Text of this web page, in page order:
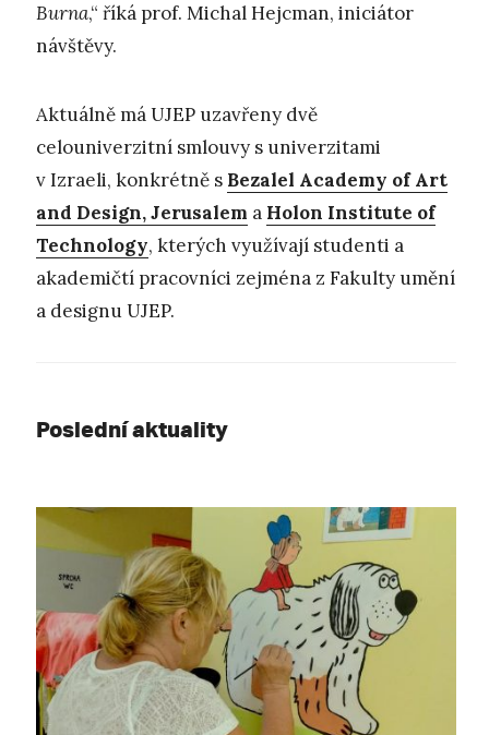
Burna,“ říká prof. Michal Hejcman, iniciátor
návštěvy.
Aktuálně má UJEP uzavřeny dvě
celouniverzitní smlouvy s univerzitami
v Izraeli, konkrétně s Bezalel Academy of Art
and Design, Jerusalem a Holon Institute of
Technology, kterých využívají studenti a
akademičtí pracovníci zejména z Fakulty umění
a designu UJEP.
Poslední aktuality